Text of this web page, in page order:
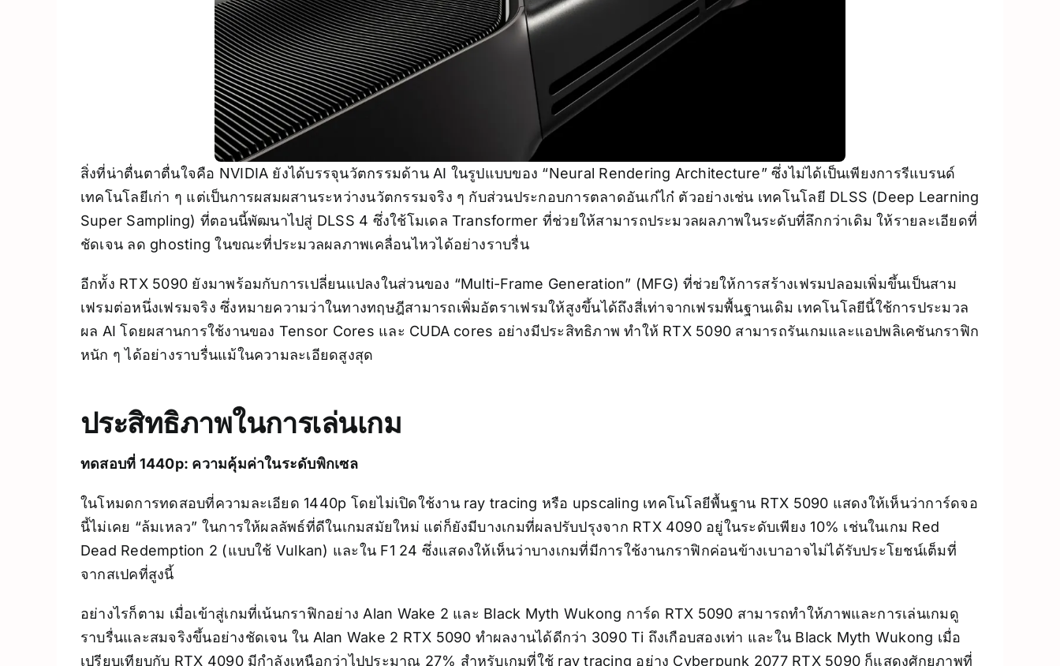
สิ่งที่น่าตื่นตาตื่นใจคือ NVIDIA ยังได้บรรจุนวัตกรรมด้าน AI ในรูปแบบของ “Neural Rendering Architecture” ซึ่งไม่ได้เป็นเพียงการรีแบรนด์
เทคโนโลยีเก่า ๆ แต่เป็นการผสมผสานระหว่างนวัตกรรมจริง ๆ กับส่วนประกอบการตลาดอันเก๋ไก๋ ตัวอย่างเช่น เทคโนโลยี DLSS (Deep Learning
Super Sampling) ที่ตอนนี้พัฒนาไปสู่ DLSS 4 ซึ่งใช้โมเดล Transformer ที่ช่วยให้สามารถประมวลผลภาพในระดับที่ลึกกว่าเดิม ให้รายละเอียดที่
ชัดเจน ลด ghosting ในขณะที่ประมวลผลภาพเคลื่อนไหวได้อย่างราบรื่น
อีกทั้ง RTX 5090 ยังมาพร้อมกับการเปลี่ยนแปลงในส่วนของ “Multi-Frame Generation” (MFG) ที่ช่วยให้การสร้างเฟรมปลอมเพิ่มขึ้นเป็นสาม
เฟรมต่อหนึ่งเฟรมจริง ซึ่งหมายความว่าในทางทฤษฎีสามารถเพิ่มอัตราเฟรมให้สูงขึ้นได้ถึงสี่เท่าจากเฟรมพื้นฐานเดิม เทคโนโลยีนี้ใช้การประมวล
ผล AI โดยผสานการใช้งานของ Tensor Cores และ CUDA cores อย่างมีประสิทธิภาพ ทำให้ RTX 5090 สามารถรันเกมและแอปพลิเคชันกราฟิก
หนัก ๆ ได้อย่างราบรื่นแม้ในความละเอียดสูงสุด
ประสิทธิภาพในการเล่นเกม
ทดสอบที่ 1440p: ความคุ้มค่าในระดับพิกเซล
ในโหมดการทดสอบที่ความละเอียด 1440p โดยไม่เปิดใช้งาน ray tracing หรือ upscaling เทคโนโลยีพื้นฐาน RTX 5090 แสดงให้เห็นว่าการ์ดจอ
นี้ไม่เคย “ล้มเหลว” ในการให้ผลลัพธ์ที่ดีในเกมสมัยใหม่ แต่ก็ยังมีบางเกมที่ผลปรับปรุงจาก RTX 4090 อยู่ในระดับเพียง 10% เช่นในเกม Red
Dead Redemption 2 (แบบใช้ Vulkan) และใน F1 24 ซึ่งแสดงให้เห็นว่าบางเกมที่มีการใช้งานกราฟิกค่อนข้างเบาอาจไม่ได้รับประโยชน์เต็มที่
จากสเปคที่สูงนี้
อย่างไรก็ตาม เมื่อเข้าสู่เกมที่เน้นกราฟิกอย่าง Alan Wake 2 และ Black Myth Wukong การ์ด RTX 5090 สามารถทำให้ภาพและการเล่นเกมดู
ราบรื่นและสมจริงขึ้นอย่างชัดเจน ใน Alan Wake 2 RTX 5090 ทำผลงานได้ดีกว่า 3090 Ti ถึงเกือบสองเท่า และใน Black Myth Wukong เมื่อ
เปรียบเทียบกับ RTX 4090 มีกำลังเหนือกว่าไปประมาณ 27% สำหรับเกมที่ใช้ ray tracing อย่าง Cyberpunk 2077 RTX 5090 ก็แสดงศักยภาพที่